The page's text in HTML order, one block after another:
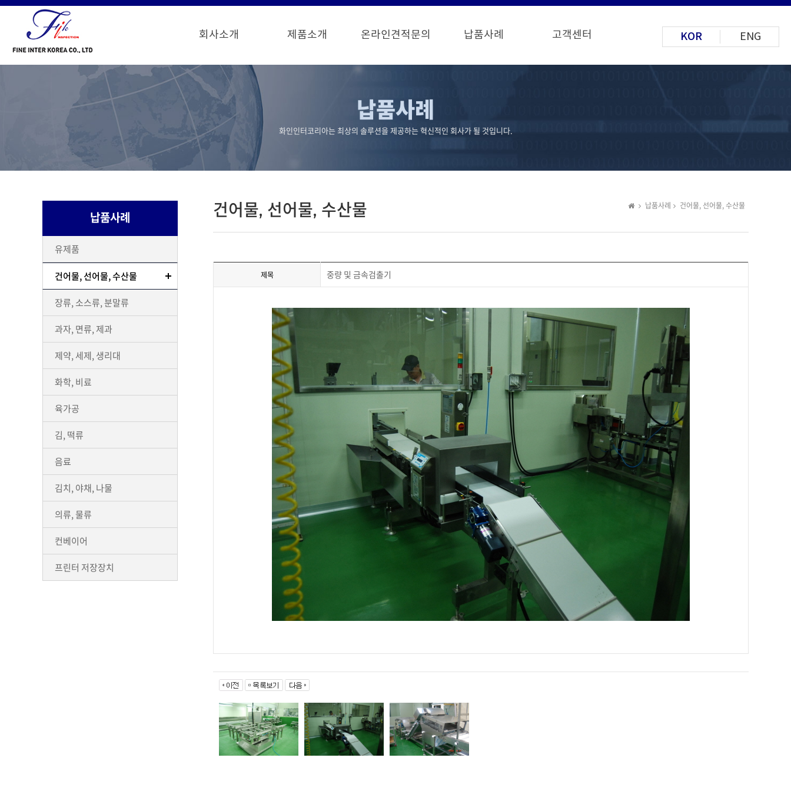
회사소개 제품소개 온라인견적문의 납품사례 고객센터 KOR ENG
납품사례
화인인터코리아는 최상의 솔루션을 제공하는 혁신적인 회사가 될 것입니다.
납품사례
유제품
건어물, 선어물, 수산물
장류, 소스류, 분말류
과자, 면류, 제과
제약, 세제, 생리대
화학, 비료
육가공
김, 떡류
음료
김치, 야채, 나물
의류, 물류
컨베이어
프린터 저장장치
건어물, 선어물, 수산물 납품사례 건어물, 선어물, 수산물
제목 중량 및 금속검출기